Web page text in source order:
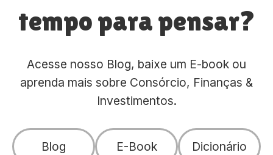
tempo para pensar?
Acesse nosso Blog, baixe um E-book ou
aprenda mais sobre Consórcio, Finanças &
Investimentos.
Blog E-Book Dicionário